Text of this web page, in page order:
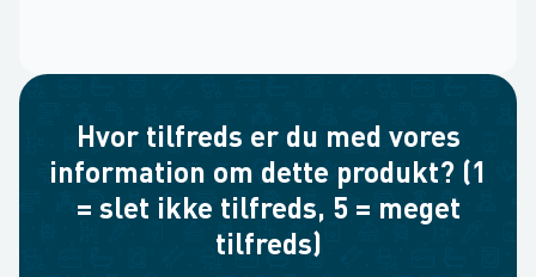
Hvor tilfreds er du med vores
information om dette produkt? (1
= slet ikke tilfreds, 5 = meget
tilfreds)